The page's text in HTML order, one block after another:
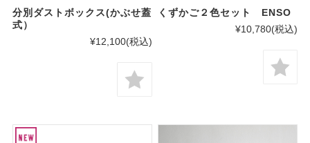
分別ダストボックス(かぶせ蓋
式）
¥12,100(税込)
くずかご２色セット ENSO
¥10,780(税込)